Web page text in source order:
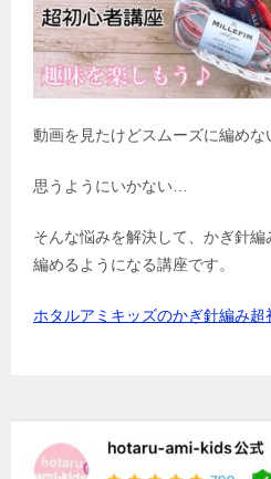
動画を見たけどスムーズに編めな
思うようにいかない…
そんな悩みを解決して、かぎ針
編めるようになる講座です。
ホタルアミキッズのかぎ針編み超